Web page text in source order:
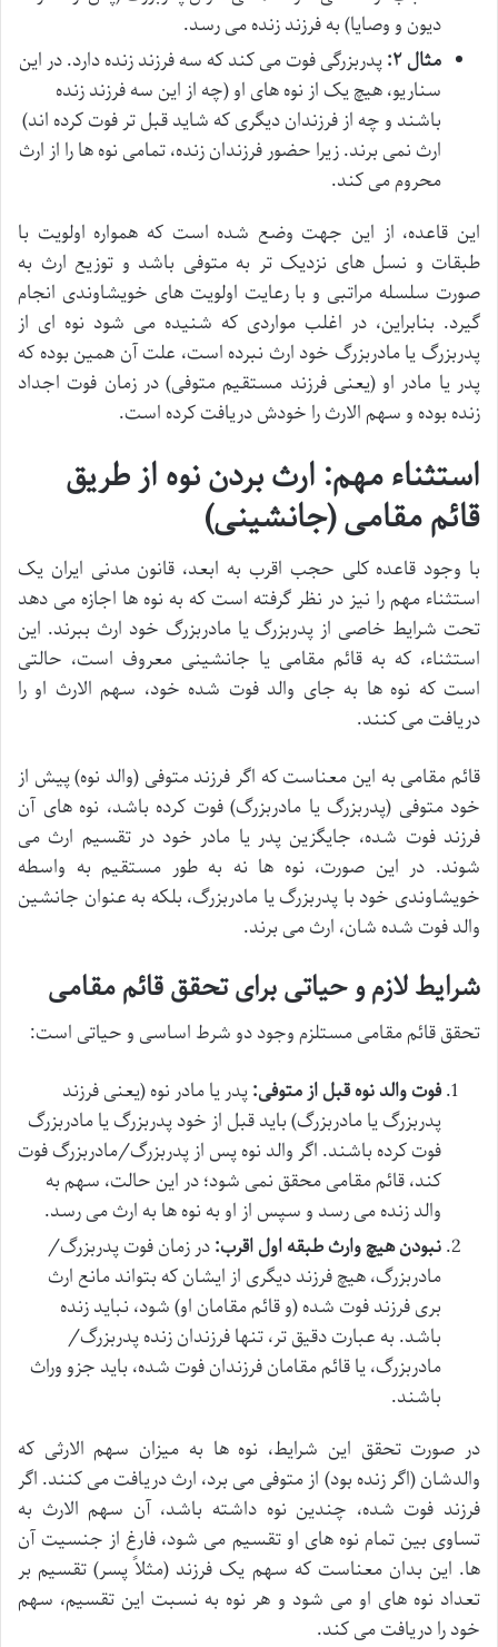
دیون و وصایا) به فرزند زنده می رسد.
مثال ۲:
پدربزرگی فوت می کند که سه فرزند زنده دارد. در این
سناریو، هیچ یک از نوه های او (چه از این سه فرزند زنده
باشند و چه از فرزندان دیگری که شاید قبل تر فوت کرده اند)
ارث نمی برند. زیرا حضور فرزندان زنده، تمامی نوه ها را از ارث
محروم می کند.
این قاعده، از این جهت وضع شده است که همواره اولویت با
طبقات و نسل های نزدیک تر به متوفی باشد و توزیع ارث به
صورت سلسله مراتبی و با رعایت اولویت های خویشاوندی انجام
گیرد. بنابراین، در اغلب مواردی که شنیده می شود نوه ای از
پدربزرگ یا مادربزرگ خود ارث نبرده است، علت آن همین بوده که
پدر یا مادر او (یعنی فرزند مستقیم متوفی) در زمان فوت اجداد
زنده بوده و سهم الارث را خودش دریافت کرده است.
استثناء مهم: ارث بردن نوه از طریق
قائم مقامی (جانشینی)
با وجود قاعده کلی حجب اقرب به ابعد، قانون مدنی ایران یک
استثناء مهم را نیز در نظر گرفته است که به نوه ها اجازه می دهد
تحت شرایط خاصی از پدربزرگ یا مادربزرگ خود ارث ببرند. این
استثناء، که به قائم مقامی یا جانشینی معروف است، حالتی
است که نوه ها به جای والد فوت شده خود، سهم الارث او را
دریافت می کنند.
قائم مقامی به این معناست که اگر فرزند متوفی (والد نوه) پیش از
خود متوفی (پدربزرگ یا مادربزرگ) فوت کرده باشد، نوه های آن
فرزند فوت شده، جایگزین پدر یا مادر خود در تقسیم ارث می
شوند. در این صورت، نوه ها نه به طور مستقیم به واسطه
خویشاوندی خود با پدربزرگ یا مادربزرگ، بلکه به عنوان جانشین
والد فوت شده شان، ارث می برند.
شرایط لازم و حیاتی برای تحقق قائم مقامی
تحقق قائم مقامی مستلزم وجود دو شرط اساسی و حیاتی است:
فوت والد نوه قبل از متوفی:پدر یا مادر نوه (یعنی فرزند
پدربزرگ یا مادربزرگ) باید قبل از خود پدربزرگ یا مادربزرگ
فوت کرده باشند. اگر والد نوه پس از پدربزرگ/مادربزرگ فوت
کند، قائم مقامی محقق نمی شود؛ در این حالت، سهم به
والد زنده می رسد و سپس از او به نوه ها به ارث می رسد.
نبودن هیچ وارث طبقه اول اقرب:در زمان فوت پدربزرگ/
مادربزرگ، هیچ فرزند دیگری از ایشان که بتواند مانع ارث
بری فرزند فوت شده (و قائم مقامان او) شود، نباید زنده
باشد. به عبارت دقیق تر، تنها فرزندان زنده پدربزرگ/
مادربزرگ، یا قائم مقامان فرزندان فوت شده، باید جزو وراث
باشند.
در صورت تحقق این شرایط، نوه ها به میزان سهم الارثی که
والدشان (اگر زنده بود) از متوفی می برد، ارث دریافت می کنند. اگر
فرزند فوت شده، چندین نوه داشته باشد، آن سهم الارث به
تساوی بین تمام نوه های او تقسیم می شود، فارغ از جنسیت آن
ها. این بدان معناست که سهم یک فرزند (مثلاً پسر) تقسیم بر
تعداد نوه های او می شود و هر نوه به نسبت این تقسیم، سهم
خود را دریافت می کند.